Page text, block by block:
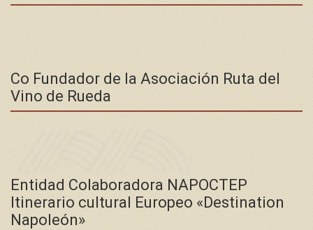
Co Fundador de la Asociación Ruta del
Vino de Rueda
Entidad Colaboradora NAPOCTEP
Itinerario cultural Europeo «Destination
Napoleón»